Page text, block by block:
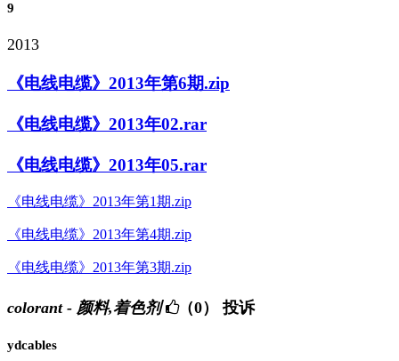
9
2013
《电线电缆》2013年第6期.zip
《电线电缆》2013年02.rar
《电线电缆》2013年05.rar
《电线电缆》2013年第1期.zip
《电线电缆》2013年第4期.zip
《电线电缆》2013年第3期.zip
colorant - 颜料,着色剂 （0） 投诉
ydcables